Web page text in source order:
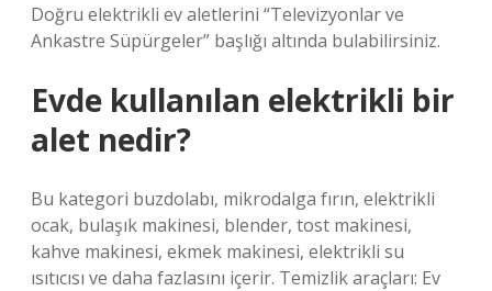
Doğru elektrikli ev aletlerini “Televizyonlar ve
Ankastre Süpürgeler” başlığı altında bulabilirsiniz.
Evde kullanılan elektrikli bir
alet nedir?
Bu kategori buzdolabı, mikrodalga fırın, elektrikli
ocak, bulaşık makinesi, blender, tost makinesi,
kahve makinesi, ekmek makinesi, elektrikli su
ısıtıcısı ve daha fazlasını içerir. Temizlik araçları: Ev